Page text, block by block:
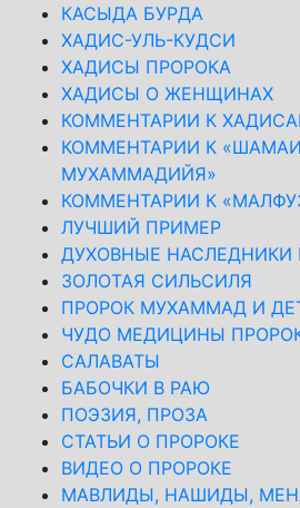
КАСЫДА БУРДА
ХАДИС-УЛЬ-КУДСИ
ХАДИСЫ ПРОРОКА
ХАДИСЫ О ЖЕНЩИНАХ
КОММЕНТАРИИ К
КОММЕНТАРИИ К
МУХАММАДИЙЯ»
КОММЕНТАРИИ К
ЛУЧШИЙ ПРИМЕР
ДУХОВНЫЕ НАСЛЕДНИКИ
ЗОЛОТАЯ СИЛЬСИЛЯ
ПРОРОК МУХАММАД И
ЧУДО МЕДИЦИНЫ
САЛАВАТЫ
БАБОЧКИ В РАЮ
ПОЭЗИЯ, ПРОЗА
СТАТЬИ О ПРОРОКЕ
ВИДЕО О ПРОРОКЕ
МАВЛИДЫ, НАШИДЫ,